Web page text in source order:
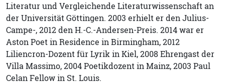
Literatur und Vergleichende Literaturwissenschaft an
der Universität Göttingen. 2003 erhielt er den Julius-
Campe-, 2012 den H.-C.-Andersen-Preis. 2014 war er
Aston Poet in Residence in Birmingham, 2012
Liliencron-Dozent für Lyrik in Kiel, 2008 Ehrengast der
Villa Massimo, 2004 Poetikdozent in Mainz, 2003 Paul
Celan Fellow in St. Louis.